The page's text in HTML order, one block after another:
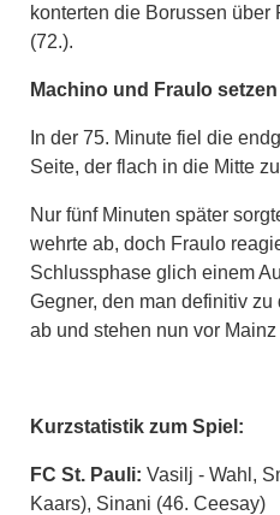
konterten die Borussen
(72.).
Machino und Fraulo
In der 75. Minute fiel die
Seite, der flach in die Mitte
Nur fünf Minuten später
wehrte ab, doch Fraulo
Schlussphase glich einem
Gegner, den man definitiv
ab und stehen nun vor
Kurzstatistik zum Spiel:
FC St. Pauli: Vasilj - Wahl,
Kaars), Sinani (46. Ceesay)